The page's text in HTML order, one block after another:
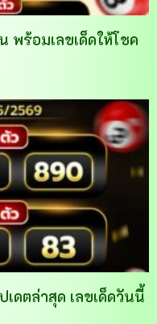
ร้อมเลขเด็ดให้โชค
ดตล่าสุด เลขเด็ดวันนี้